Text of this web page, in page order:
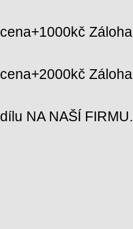
cena+1000kč
cena+2000kč
dílu NA NAŠÍ